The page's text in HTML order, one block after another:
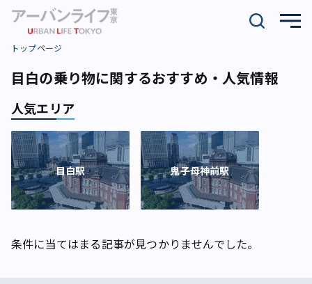
トップページ
目白の乗り物に関するおすすめ・人気情報
人気エリア
目白駅 鬼子母神前駅
条件に当てはまる記事が見つかりませんでした。